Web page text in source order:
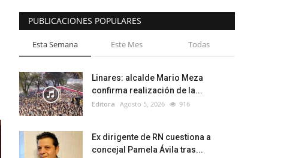
PUBLICACIONES POPULARES
Esta Semana Este Mes Todas
Linares: alcalde Mario Meza
confirma realización de la...
Editora Agosto 5, 2026 916
Ex dirigente de RN cuestiona a
concejal Pamela Ávila tras...